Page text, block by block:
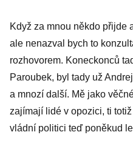
Když za mnou někdo přijde
ale nenazval bych to
rozhovorem. Koneckonců
Paroubek, byl tady už
a mnozí další. Mě jako
zajímají lidé v opozici, ti
vládní politici teď poněkud